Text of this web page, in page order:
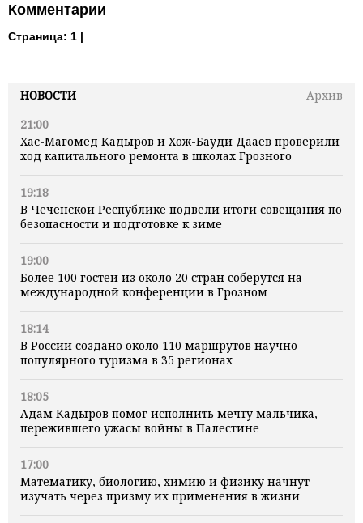
НОВОСТИ
Архив
21:00
Хас-Магомед Кадыров и Хож-Бауди Дааев проверили
ход капитального ремонта в школах Грозного
19:18
В Чеченской Республике подвели итоги совещания по
безопасности и подготовке к зиме
19:00
Более 100 гостей из около 20 стран соберутся на
международной конференции в Грозном
18:14
В России создано около 110 маршрутов научно-
популярного туризма в 35 регионах
18:05
Адам Кадыров помог исполнить мечту мальчика,
пережившего ужасы войны в Палестине
17:00
Математику, биологию, химию и физику начнут
изучать через призму их применения в жизни
Комментарии
Страница: 1 |